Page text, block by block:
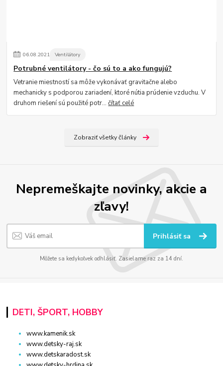
06.08.2021 Ventilátory
Potrubné ventilátory - čo sú to a ako fungujú?
Vetranie miestností sa môže vykonávať gravitačne alebo
mechanicky s podporou zariadení, ktoré nútia prúdenie vzduchu. V
druhom riešení sú použité potr...čítať celé
Zobraziť všetky články
Nepremeškajte novinky, akcie a
zľavy!
Prihlásiť sa
Môžete sa kedykoľvek odhlásiť. Zasielame raz za 14 dní.
DETI, ŠPORT, HOBBY
www.kamenik.sk
www.detsky-raj.sk
www.detskaradost.sk